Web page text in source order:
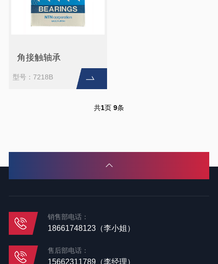
角接触轴承
型号：7218B
共1页 9条
销售部电话：
18661748123（李小姐）
售后部电话：
15662311789（李经理）